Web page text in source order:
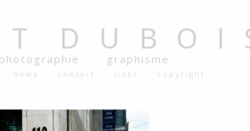
photographie graphisme
news contact links copyright